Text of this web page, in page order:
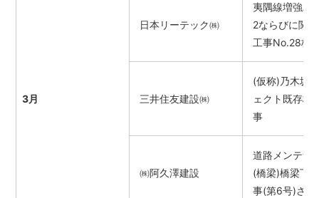
3月
日本リーテック㈱
夷隅線増強工
2ならびに関
工事No.28杭
三井住友建設㈱
(仮称)乃木坂
ェクト既存杭
事
㈱阿久澤建設
道路メンテナ
(橋梁)橋梁下
事(第6号)ささ